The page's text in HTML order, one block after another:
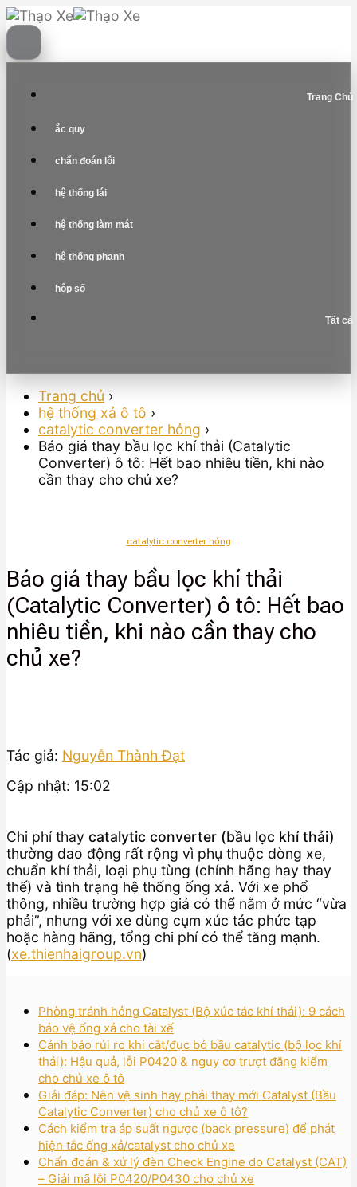
Skip
to
content
Trang Chủ
ắc quy
chẩn đoán lỗi
hệ thống lái
hệ thống làm mát
hệ thống phanh
hộp số
Tất cả
Trang chủ ›
hệ thống xả ô tô ›
catalytic converter hỏng ›
Báo giá thay bầu lọc khí thải (Catalytic
Converter) ô tô: Hết bao nhiêu tiền, khi nào
cần thay cho chủ xe?
catalytic converter hỏng
Báo giá thay bầu lọc khí thải
(Catalytic Converter) ô tô: Hết bao
nhiêu tiền, khi nào cần thay cho
chủ xe?
Tác giả: Nguyễn Thành Đạt
Cập nhật: 15:02
Chi phí thay catalytic converter (bầu lọc khí thải)
thường dao động rất rộng vì phụ thuộc dòng xe,
chuẩn khí thải, loại phụ tùng (chính hãng hay thay
thế) và tình trạng hệ thống ống xả. Với xe phổ
thông, nhiều trường hợp giá có thể nằm ở mức “vừa
phải”, nhưng với xe dùng cụm xúc tác phức tạp
hoặc hàng hãng, tổng chi phí có thể tăng mạnh.
(xe.thienhaigroup.vn)
Phòng tránh hỏng Catalyst (Bộ xúc tác khí thải): 9 cách
bảo vệ ống xả cho tài xế
Cảnh báo rủi ro khi cắt/đục bỏ bầu catalytic (bộ lọc khí
thải): Hậu quả, lỗi P0420 & nguy cơ trượt đăng kiểm
cho chủ xe ô tô
Giải đáp: Nên vệ sinh hay phải thay mới Catalyst (Bầu
Catalytic Converter) cho chủ xe ô tô?
Cách kiểm tra áp suất ngược (back pressure) để phát
hiện tắc ống xả/catalyst cho chủ xe
Chẩn đoán & xử lý đèn Check Engine do Catalyst (CAT)
– Giải mã lỗi P0420/P0430 cho chủ xe